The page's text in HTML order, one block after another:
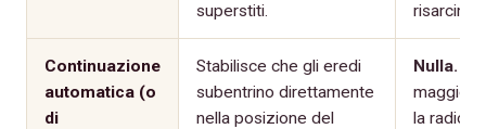
superstiti.
Continuazione
automatica (o
di
Stabilisce che gli eredi
subentrino direttamente
nella posizione del
Nulla.
la